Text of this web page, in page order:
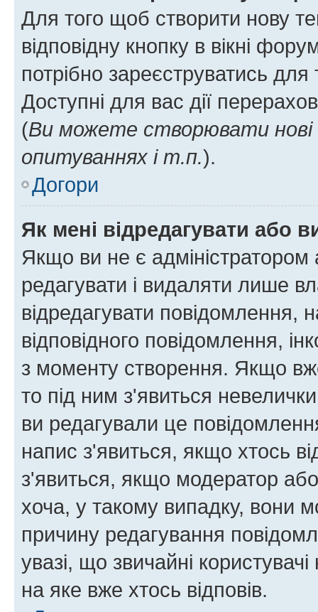
Для того щоб створити нову
відповідну кнопку в вікні
потрібно зареєструватись
Доступні для вас дії
(Ви можете створювати
опитуваннях і т.п.).
Догори
Як мені відредагувати або
Якщо ви не є
редагувати і видаляти лише
відредагувати повідомлення,
відповідного повідомлення,
з моменту створення. Якщо
то під ним з'явиться
ви редагували це
напис з'явиться, якщо хтось
з'явиться, якщо модератор
хоча, у такому випадку, вони
причину редагування
увазі, що звичайні
на яке вже хтось відповів.